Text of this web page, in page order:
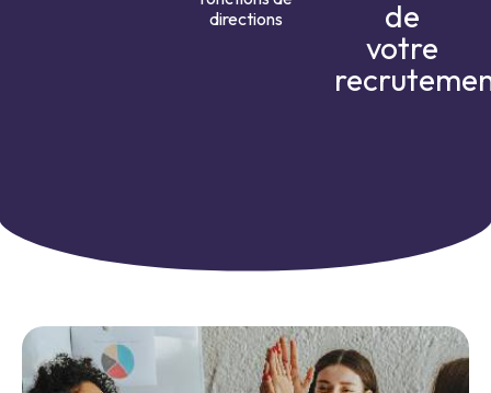
directions
de
votre